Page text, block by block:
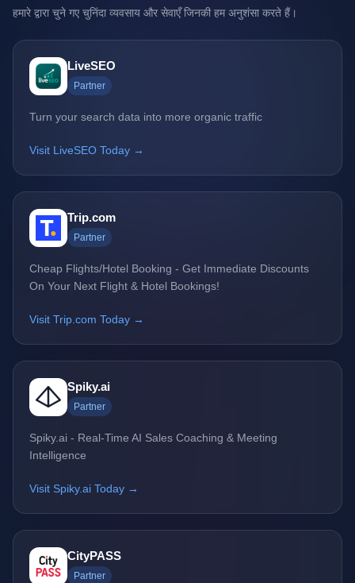
हमारे द्वारा चुने गए चुनिंदा व्यवसाय और सेवाएँ जिनकी हम अनुशंसा करते हैं।
LiveSEO
Partner
Turn your search data into more organic traffic
Visit LiveSEO Today →
Trip.com
Partner
Cheap Flights/Hotel Booking - Get Immediate Discounts
On Your Next Flight & Hotel Bookings!
Visit Trip.com Today →
Spiky.ai
Partner
Spiky.ai - Real-Time AI Sales Coaching & Meeting
Intelligence
Visit Spiky.ai Today →
CityPASS
Partner